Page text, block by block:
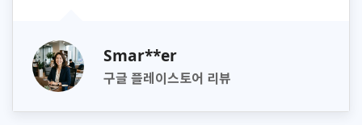
Smar**er
구글 플레이스토어 리뷰